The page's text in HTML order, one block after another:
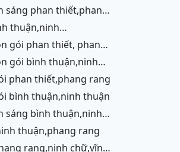
ranh
ranh
phan thiết,phang rang
bình thuận,ninh thuận
rang,cam ranh
thuận,phang rang